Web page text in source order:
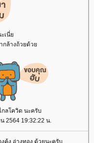
ะเนี่
ากล้างถ้วยด้ว
ลโควิด นะครับ
2564 19:32:22 น.